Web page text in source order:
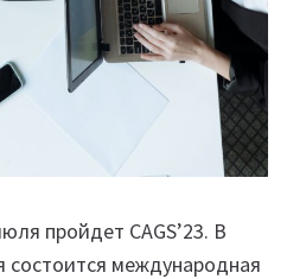
пройдет CAGS’23. В
состоится международная